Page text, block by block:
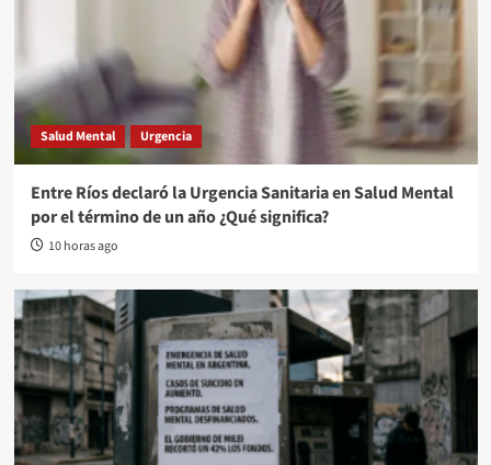
Salud Mental Urgencia
Entre Ríos declaró la Urgencia Sanitaria en Salud Mental
por el término de un año ¿Qué significa?
10 horas ago